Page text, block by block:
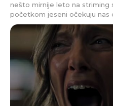
nešto mirnije leto na striming